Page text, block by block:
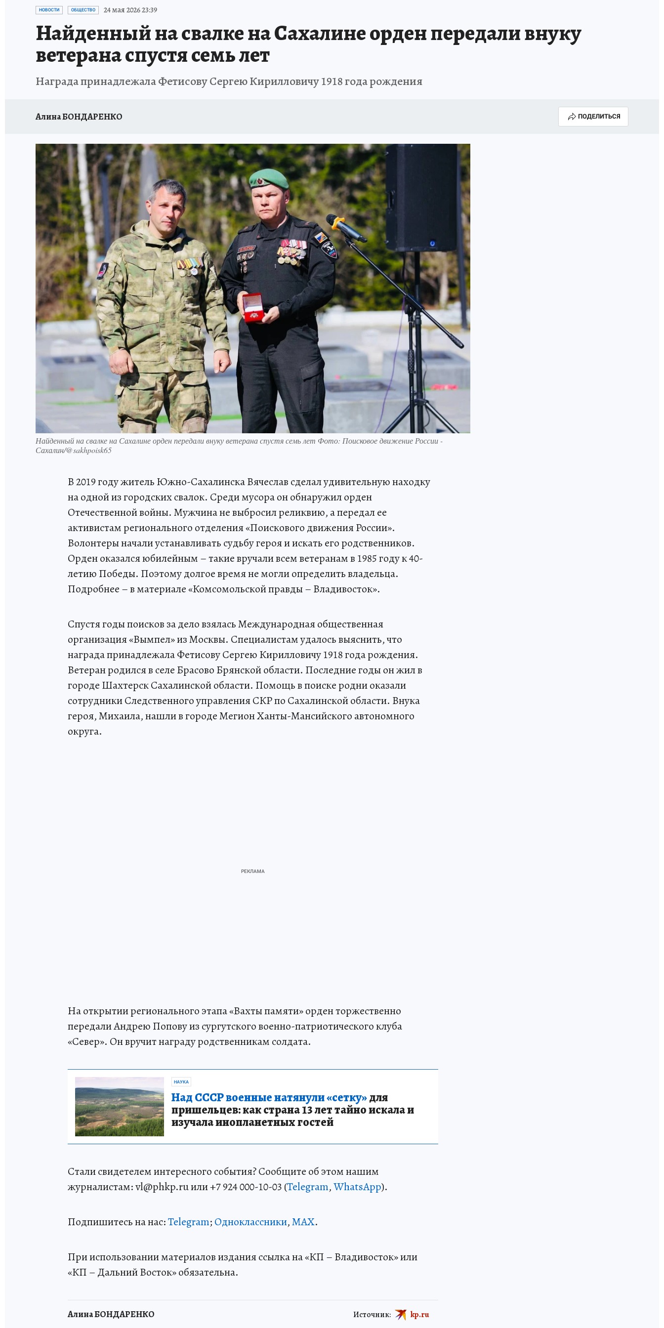
ДЕНЬ ПОБЕДЫ ВО ВЛАДИВОСТОКЕ 2026
АНТИРАК СТРАНИЦЫ ИСТОРИИ ДАЛЬНЕГО ВОСТОКА АФИША МОЙ ЛЮБИМЫЙ УЧИТЕЛЬ – 2024 ИСПЫТАНО НА СЕБЕ
НОВОСТИ ОБЩЕСТВО 24 мая 2026 23:39
Найденный на свалке на Сахалине орден передали внуку
ветерана спустя семь лет
Награда принадлежала Фетисову Сергею Кирилловичу 1918 года рождения
Алина БОНДАРЕНКО ПОДЕЛИТЬСЯ
Найденный на свалке на Сахалине орден передали внуку ветерана спустя семь лет Фото: Поисковое движение России -
Сахалин/@sakhpoisk65
В 2019 году житель Южно-Сахалинска Вячеслав сделал удивительную находку
на одной из городских свалок. Среди мусора он обнаружил орден
Отечественной войны. Мужчина не выбросил реликвию, а передал ее
активистам регионального отделения «Поискового движения России».
Волонтеры начали устанавливать судьбу героя и искать его родственников.
Орден оказался юбилейным – такие вручали всем ветеранам в 1985 году к 40-
летию Победы. Поэтому долгое время не могли определить владельца.
Подробнее – в материале «Комсомольской правды – Владивосток».
Спустя годы поисков за дело взялась Международная общественная
организация «Вымпел» из Москвы. Специалистам удалось выяснить, что
награда принадлежала Фетисову Сергею Кирилловичу 1918 года рождения.
Ветеран родился в селе Брасово Брянской области. Последние годы он жил в
городе Шахтерск Сахалинской области. Помощь в поиске родни оказали
сотрудники Следственного управления СКР по Сахалинской области. Внука
героя, Михаила, нашли в городе Мегион Ханты-Мансийского автономного
округа.
На открытии регионального этапа «Вахты памяти» орден торжественно
передали Андрею Попову из сургутского военно-патриотического клуба
«Север». Он вручит награду родственникам солдата.
НАУКА
Над СССР военные натянули «сетку»для
пришельцев: как страна 13 лет тайно искала и
изучала инопланетных гостей
Стали свидетелем интересного события? Сообщите об этом нашим
журналистам: vl@phkp.ru или +7 924 000-10-03 (Telegram,WhatsApp).
Подпишитесь на нас:Telegram; Одноклассники,MAX.
При использовании материалов издания ссылка на «КП – Владивосток» или
«КП – Дальний Восток» обязательна.
Алина БОНДАРЕНКО Источник: kp.ru